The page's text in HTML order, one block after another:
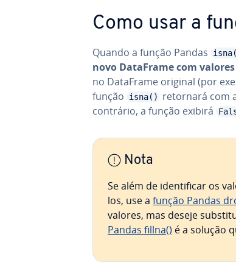
Como usar a
Quando a função Pandas
novo DataFrame com
no DataFrame original (por
função
isna() retornará com
contrário, a função exibirá
Nota
Se além de iden­ti­fi­car os
los, use a função Pandas
valores, mas deseje
Pandas fillna() é a solução